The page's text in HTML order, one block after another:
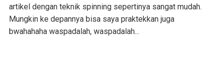
artikel dengan teknik spinning sepertinya sangat mudah.
Mungkin ke depannya bisa saya praktekkan juga
bwahahaha waspadalah, waspadalah...